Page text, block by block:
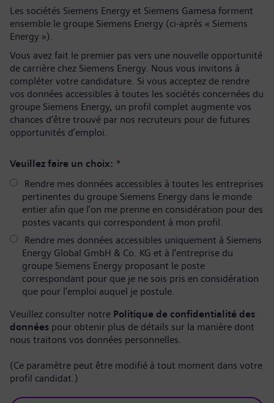
Les sociétés Siemens Energy et Siemens Gamesa forment
ensemble le groupe Siemens Energy (ci-après « Siemens
Energy »).
Vous avez fait le premier pas vers une nouvelle opportunité
de carrière chez Siemens Energy. Nous vous invitons à
compléter votre candidature. Si vous acceptez de rendre
vos données accessibles à toutes les sociétés concernées du
groupe Siemens Energy, un profil complet augmente vos
chances d’être trouvé par nos recruteurs pour de futures
opportunités d’emploi.
Veuillez faire un choix: *
Rendre mes données accessibles à toutes les entreprises
pertinentes du groupe Siemens Energy dans le monde
entier afin que l’on me prenne en considération pour des
postes vacants qui correspondent à mon profil.
Rendre mes données accessibles uniquement à Siemens
Energy Global GmbH & Co. KG et à l'entreprise du
groupe Siemens Energy proposant le poste
correspondant pour que je ne sois pris en considération
que pour l'emploi auquel je postule.
Veuillez consulter notre Politique de confidentialité des
données pour obtenir plus de détails sur la manière dont
nous traitons vos données personnelles.
(Ce paramètre peut être modifié à tout moment dans votre
profil candidat.)